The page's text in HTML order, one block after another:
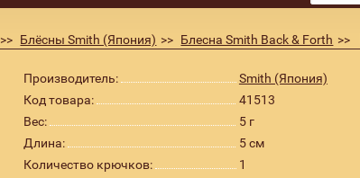
Блёсны Smith (Япония) Блесна Smith Back & Forth
Производитель:
Smith (Япония)
Код товара:
41513
Вес:
5 г
Длина:
5 см
Количество крючков:
1